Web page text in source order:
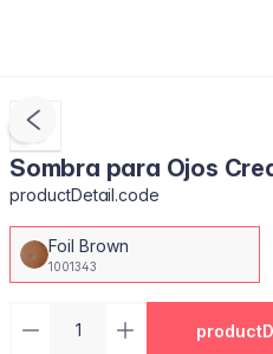
Sombra para Ojos
productDetail.code
Foil Brown
1001343